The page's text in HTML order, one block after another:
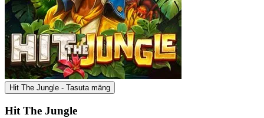
Hit The Jungle - Tasuta mäng
Hit The Jungle